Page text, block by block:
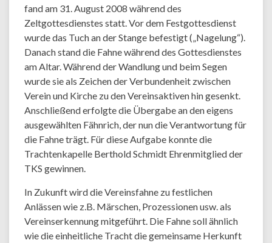
fand am 31. August 2008 während des
Zeltgottesdienstes statt. Vor dem Festgottesdienst
wurde das Tuch an der Stange befestigt („Nagelung“).
Danach stand die Fahne während des Gottesdienstes
am Altar. Während der Wandlung und beim Segen
wurde sie als Zeichen der Verbundenheit zwischen
Verein und Kirche zu den Vereinsaktiven hin gesenkt.
Anschließend erfolgte die Übergabe an den eigens
ausgewählten Fähnrich, der nun die Verantwortung für
die Fahne trägt. Für diese Aufgabe konnte die
Trachtenkapelle Berthold Schmidt Ehrenmitglied der
TKS gewinnen.
In Zukunft wird die Vereinsfahne zu festlichen
Anlässen wie z.B. Märschen, Prozessionen usw. als
Vereinserkennung mitgeführt. Die Fahne soll ähnlich
wie die einheitliche Tracht die gemeinsame Herkunft